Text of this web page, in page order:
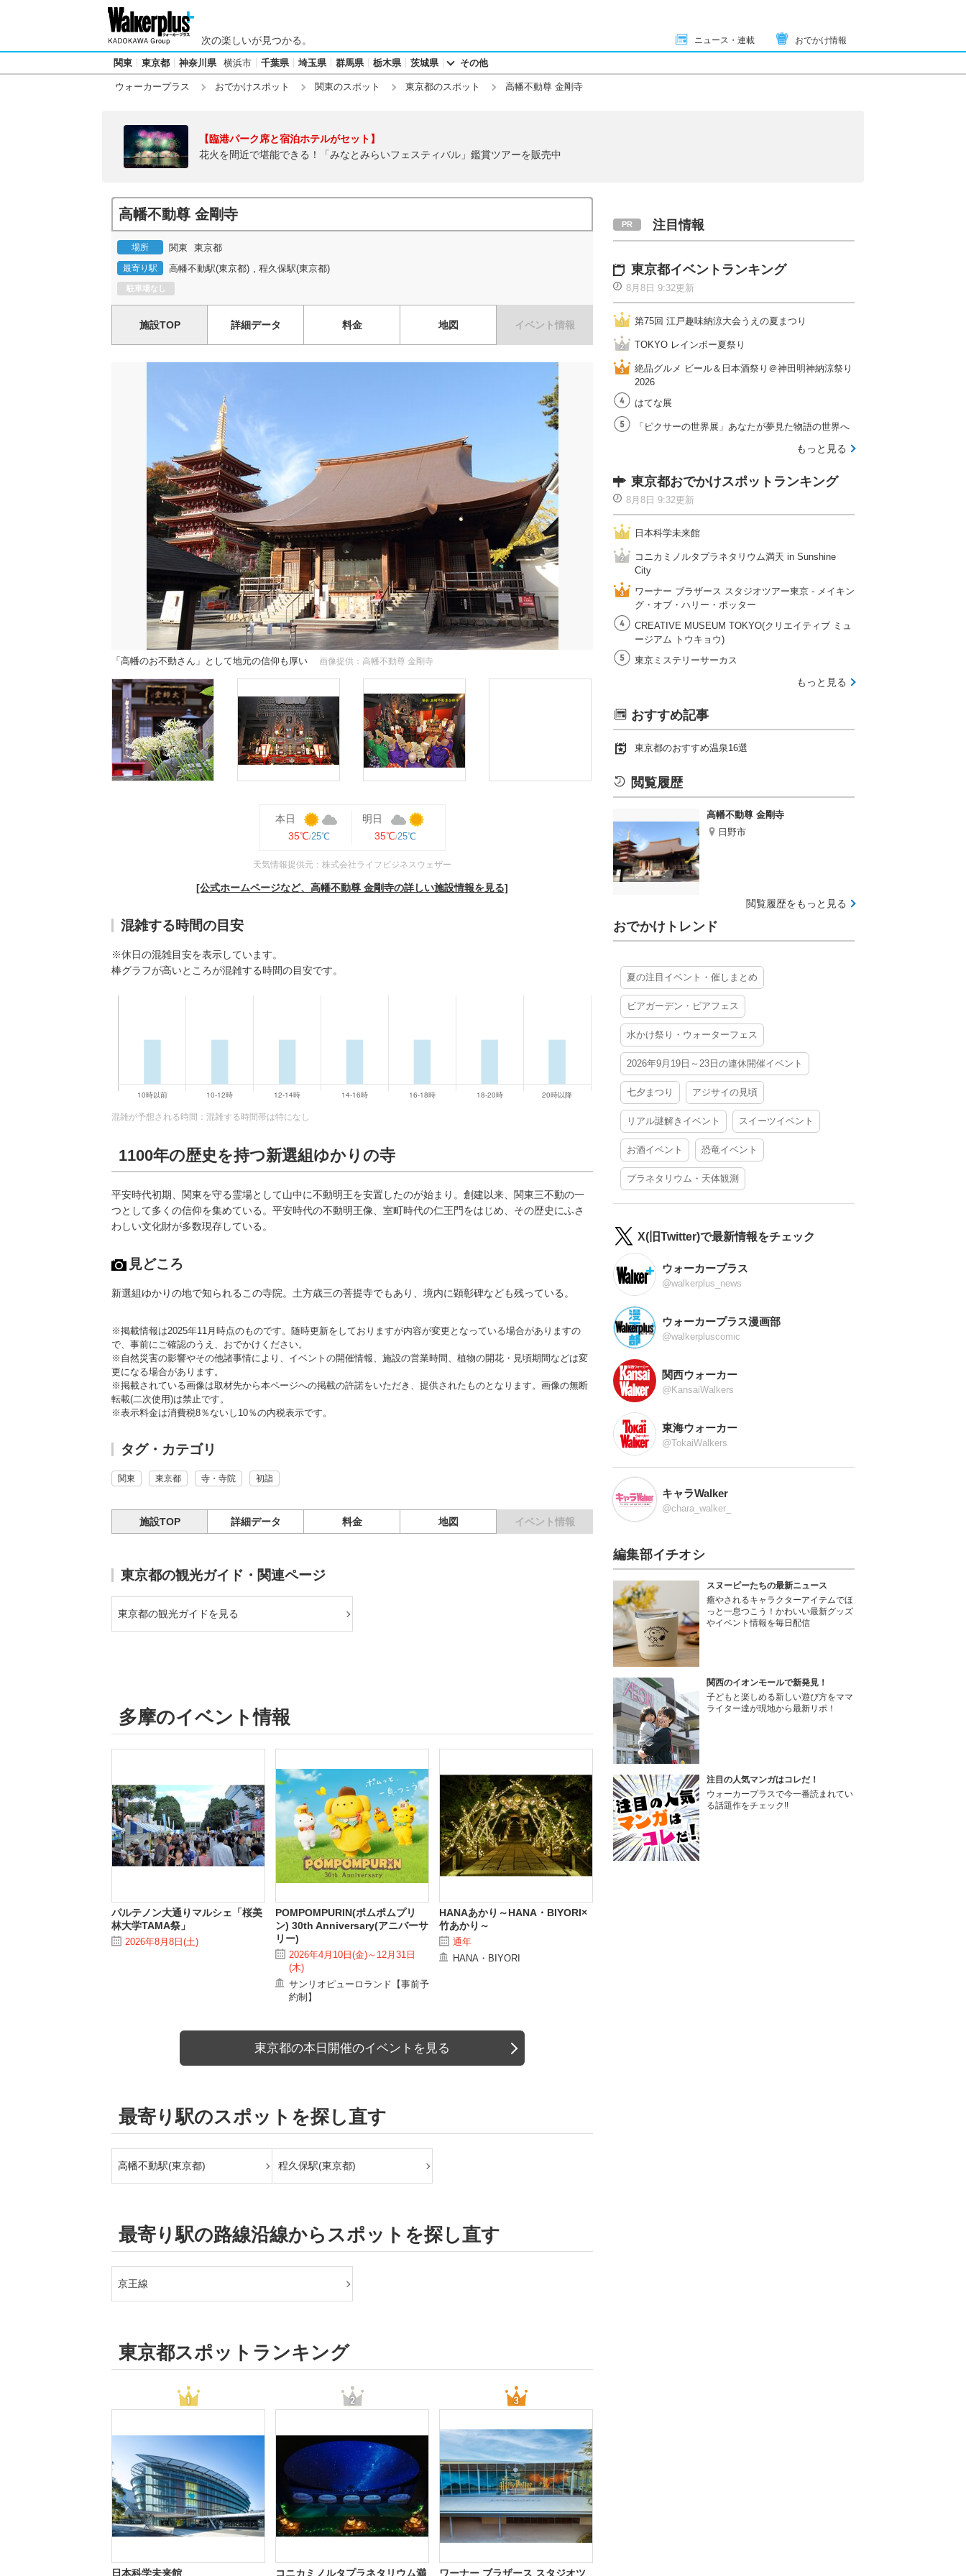
次の楽しいが見つかる。 ニュース・連載 おでかけ情報
関東 東京都 神奈川県 横浜市 千葉県 埼玉県 群馬県 栃木県 茨城県 その他
ウォーカープラス おでかけスポット 関東のスポット 東京都のスポット 高幡不動尊 金剛寺
【臨港パーク席と宿泊ホテルがセット】
花火を間近で堪能できる！「みなとみらいフェスティバル」鑑賞ツアーを販売中
高幡不動尊 金剛寺
場所 関東 東京都
最寄り駅 高幡不動駅(東京都) 程久保駅(東京都)
駐車場なし
施設TOP 詳細データ 料金 地図 イベント情報
「高幡のお不動さん」として地元の信仰も厚い 画像提供：高幡不動尊 金剛寺
本日
35℃ 25℃
明日
35℃ 25℃
天気情報提供元：株式会社ライフビジネスウェザー
[公式ホームページなど、高幡不動尊 金剛寺の詳しい施設情報を見る]
混雑する時間の目安
※休日の混雑目安を表示しています。
棒グラフが高いところが混雑する時間の目安です。
混雑が予想される時間：混雑する時間帯は特になし
1100年の歴史を持つ新選組ゆかりの寺
平安時代初期、関東を守る霊場として山中に不動明王を安置したのが始まり。創建以来、関東三不動の一
つとして多くの信仰を集めている。平安時代の不動明王像、室町時代の仁王門をはじめ、その歴史にふさ
わしい文化財が多数現存している。
見どころ
新選組ゆかりの地で知られるこの寺院。土方歳三の菩提寺でもあり、境内に顕彰碑なども残っている。
※掲載情報は2025年11月時点のものです。随時更新をしておりますが内容が変更となっている場合がありますの
で、事前にご確認のうえ、おでかけください。
※自然災害の影響やその他諸事情により、イベントの開催情報、施設の営業時間、植物の開花・見頃期間などは変
更になる場合があります。
※掲載されている画像は取材先から本ページへの掲載の許諾をいただき、提供されたものとなります。画像の無断
転載(二次使用)は禁止です。
※表示料金は消費税8％ないし10％の内税表示です。
タグ・カテゴリ
関東 東京都 寺・寺院 初詣
施設TOP 詳細データ 料金 地図 イベント情報
東京都の観光ガイド・関連ページ
東京都の観光ガイドを見る
多摩のイベント情報
パルテノン大通りマルシェ「桜美
林大学TAMA祭」
2026年8月8日(土)
POMPOMPURIN(ポムポムプリ
ン) 30th Anniversary(アニバーサ
リー)
2026年4月10日(金)～12月31日
(木)
サンリオピューロランド【事前予
約制】
HANAあかり～HANA・BIYORI×
竹あかり～
通年
HANA・BIYORI
東京都の本日開催のイベントを見る
最寄り駅のスポットを探し直す
高幡不動駅(東京都) 程久保駅(東京都)
最寄り駅の路線沿線からスポットを探し直す
京王線
東京都スポットランキング
日本科学未来館 コニカミノルタプラネタリウム満 ワーナー ブラザース スタジオツ
注目情報
東京都イベントランキング
8月8日 9:32更新
第75回 江戸趣味納涼大会うえの夏まつり
TOKYO レインボー夏祭り
絶品グルメ ビール＆日本酒祭り＠神田明神納涼祭り
2026
はてな展
「ピクサーの世界展」あなたが夢見た物語の世界へ
もっと見る
東京都おでかけスポットランキング
8月8日 9:32更新
日本科学未来館
コニカミノルタプラネタリウム満天 in Sunshine
City
ワーナー ブラザース スタジオツアー東京 ‐ メイキン
グ・オブ・ハリー・ポッター
CREATIVE MUSEUM TOKYO(クリエイティブ ミュ
ージアム トウキョウ)
東京ミステリーサーカス
もっと見る
おすすめ記事
東京都のおすすめ温泉16選
閲覧履歴
高幡不動尊 金剛寺
日野市
閲覧履歴をもっと見る
おでかけトレンド
夏の注目イベント・催しまとめ
ビアガーデン・ビアフェス
水かけ祭り・ウォーターフェス
2026年9月19日～23日の連休開催イベント
七夕まつり アジサイの見頃
リアル謎解きイベント スイーツイベント
お酒イベント 恐竜イベント
プラネタリウム・天体観測
X(旧Twitter)で最新情報をチェック
ウォーカープラス
@walkerplus_news
ウォーカープラス漫画部
@walkerpluscomic
関西ウォーカー
@KansaiWalkers
東海ウォーカー
@TokaiWalkers
キャラWalker
@chara_walker_
編集部イチオシ
スヌーピーたちの最新ニュース
癒やされるキャラクターアイテムでほ
っと一息つこう！かわいい最新グッズ
やイベント情報を毎日配信
関西のイオンモールで新発見！
子どもと楽しめる新しい遊び方をママ
ライター達が現地から最新リポ！
注目の人気マンガはコレだ！
ウォーカープラスで今一番読まれてい
る話題作をチェック!!